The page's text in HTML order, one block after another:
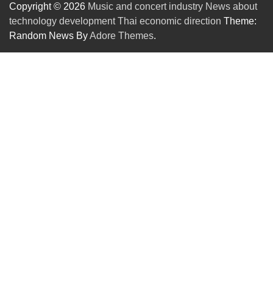
Copyright © 2026 Music and concert industry News about
technology development Thai economic direction Theme:
Random News ByAdore Themes.